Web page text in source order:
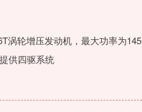
涡轮增压发动机，最大功率为
供四驱系统